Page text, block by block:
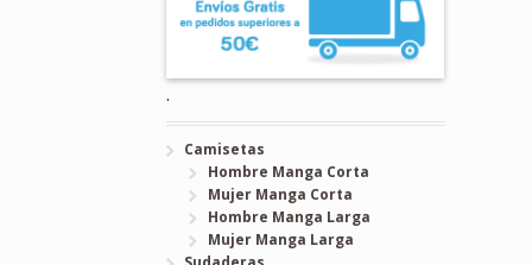
.
Camisetas
Hombre Manga Corta
Mujer Manga Corta
Hombre Manga Larga
Mujer Manga Larga